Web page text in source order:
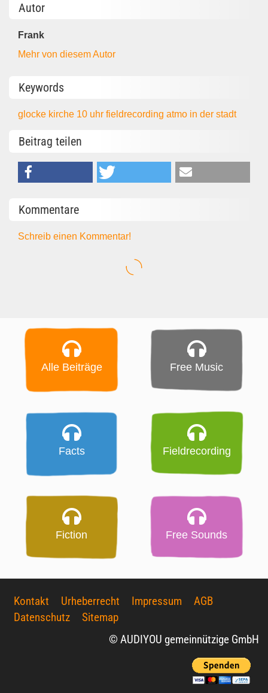
Autor
Frank
Mehr von diesem Autor
Keywords
glocke kirche 10 uhrfieldrecordingatmo in der stadt
Beitrag teilen
Kommentare
Schreib einen Kommentar!
Alle Beiträge Free Music
Facts Fieldrecording
Fiction Free Sounds
Kontakt Urheberrecht Impressum
AGB
Datenschutz
Sitemap
© AUDIYOU gemeinnützige GmbH